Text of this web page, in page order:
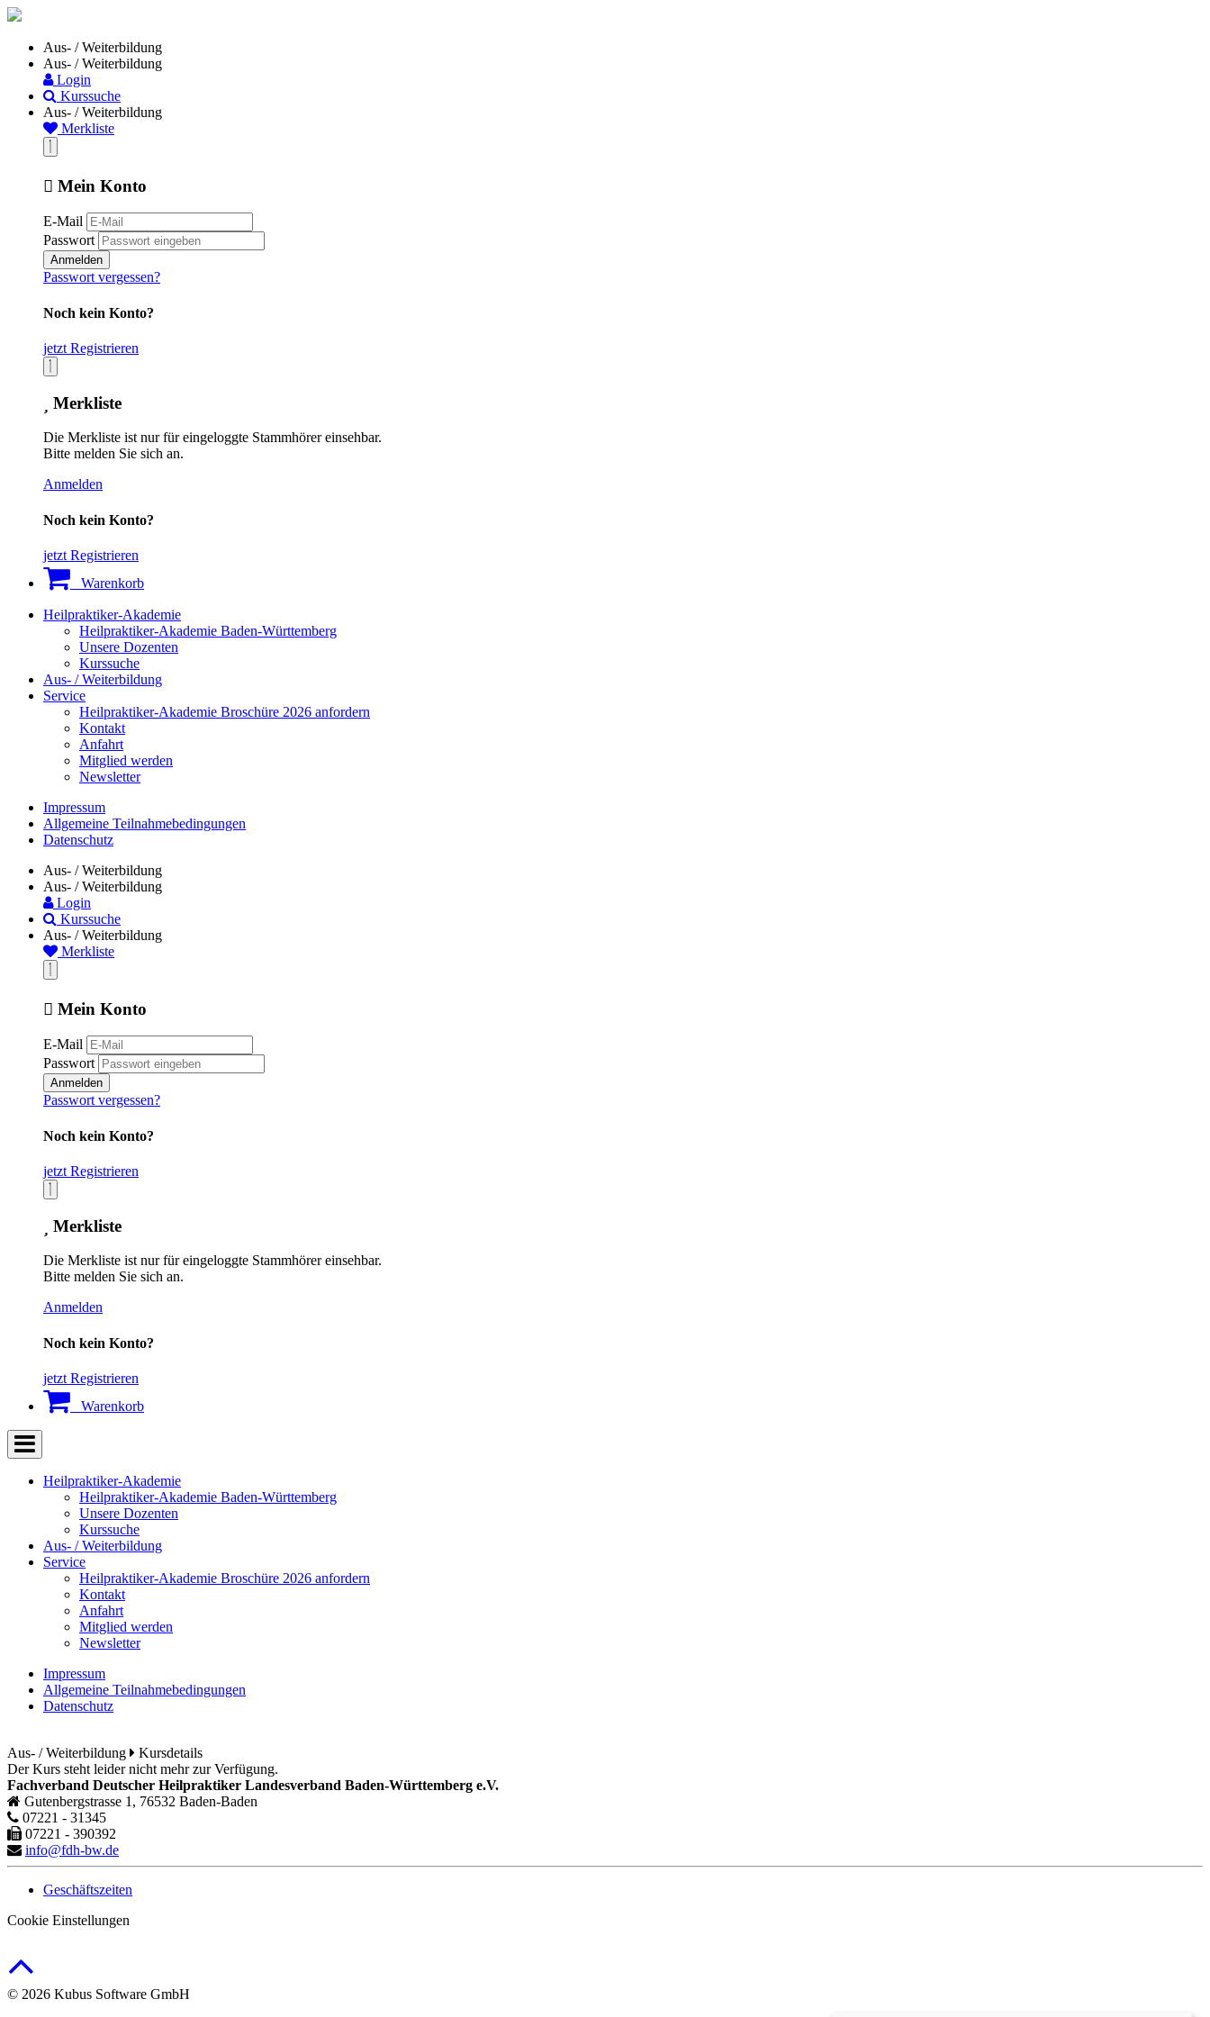
Aus- / Weiterbildung
Aus- / Weiterbildung
Login
Kurssuche
Aus- / Weiterbildung
Merkliste
Mein Konto
E-Mail
Passwort
Anmelden
Passwort vergessen?
Noch kein Konto?
jetzt Registrieren
Merkliste
Die Merkliste ist nur für eingeloggte Stammhörer einsehbar.
Bitte melden Sie sich an.
Anmelden
Noch kein Konto?
jetzt Registrieren
Warenkorb
Heilpraktiker-Akademie
Heilpraktiker-Akademie Baden-Württemberg
Unsere Dozenten
Kurssuche
Aus- / Weiterbildung
Service
Heilpraktiker-Akademie Broschüre 2026 anfordern
Kontakt
Anfahrt
Mitglied werden
Newsletter
Impressum
Allgemeine Teilnahmebedingungen
Datenschutz
Aus- / Weiterbildung
Aus- / Weiterbildung
Login
Kurssuche
Aus- / Weiterbildung
Merkliste
Mein Konto
E-Mail
Passwort
Anmelden
Passwort vergessen?
Noch kein Konto?
jetzt Registrieren
Merkliste
Die Merkliste ist nur für eingeloggte Stammhörer einsehbar.
Bitte melden Sie sich an.
Anmelden
Noch kein Konto?
jetzt Registrieren
Warenkorb
Heilpraktiker-Akademie
Heilpraktiker-Akademie Baden-Württemberg
Unsere Dozenten
Kurssuche
Aus- / Weiterbildung
Service
Heilpraktiker-Akademie Broschüre 2026 anfordern
Kontakt
Anfahrt
Mitglied werden
Newsletter
Impressum
Allgemeine Teilnahmebedingungen
Datenschutz
Aus- / Weiterbildung
Kursdetails
Der Kurs steht leider nicht mehr zur Verfügung.
Fachverband Deutscher Heilpraktiker Landesverband Baden-Württemberg e.V.
Gutenbergstrasse 1, 76532 Baden-Baden
07221 - 31345
07221 - 390392
info@fdh-bw.de
Geschäftszeiten
Cookie Einstellungen
© 2026 Kubus Software GmbH